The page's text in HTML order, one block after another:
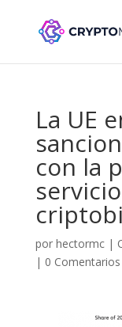
La UE
con la
por hectormc|
| 0 Comentarios